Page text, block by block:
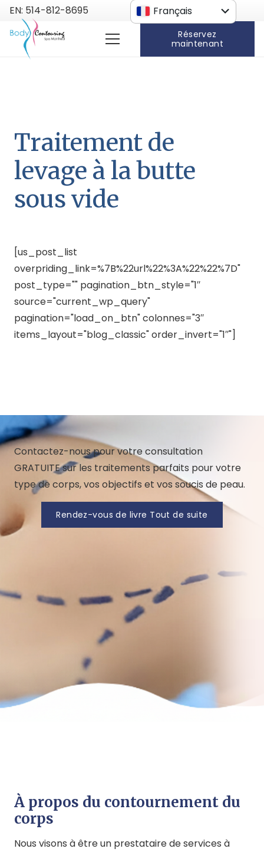
EN: 514-812-8695
Français
AnglaisRéservez
maintenant
Traitement de
levage à la butte
sous vide
[us_post_list
overpriding_link=%7B%22url%22%3A%22%22%7D"
post_type="" pagination_btn_style="1′′
source="current_wp_query"
pagination="load_on_btn" colonnes="3′′
items_layout="blog_classic" order_invert="1′′"]
Contactez-nous pour votre consultation
GRATUITE sur les traitements parfaits pour votre
type de corps, vos objectifs et vos soucis de peau.
Rendez-vous de livre Tout de suite
À propos du contournement du
corps
Nous visons à être un prestataire de services à